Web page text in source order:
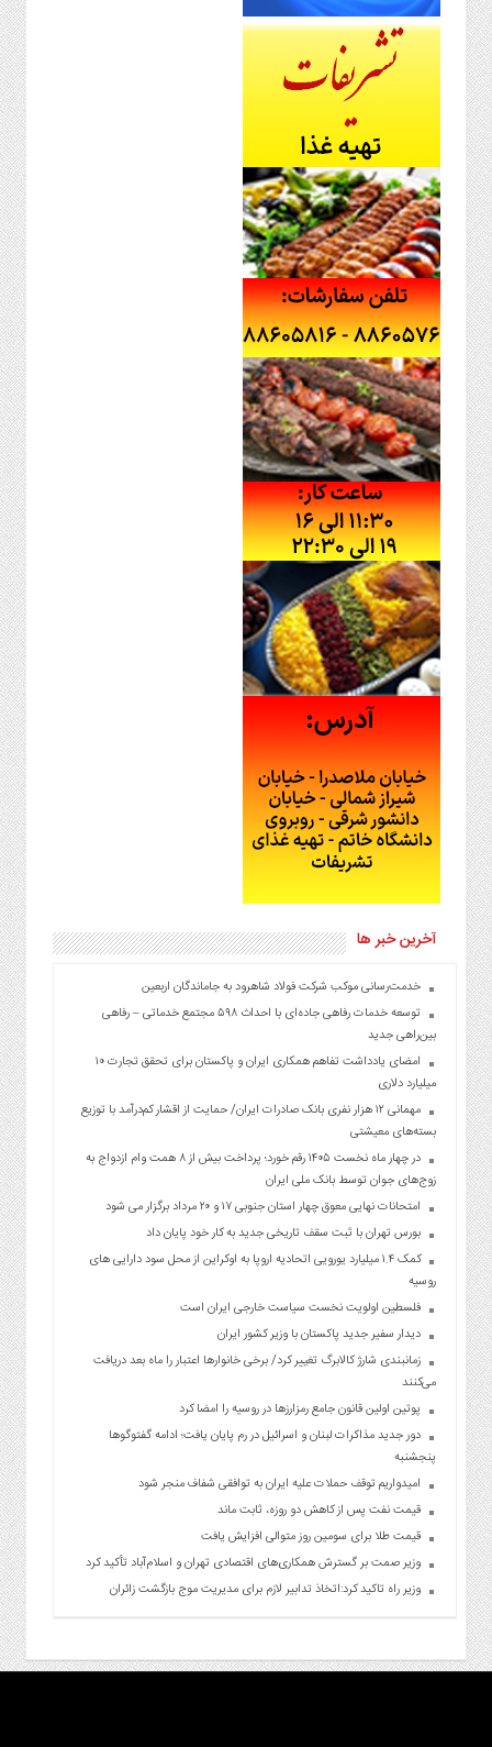
آخرین خبر ها
خدمت‌رسانی موکب شرکت فولاد شاهرود به جاماندگان اربعین
توسعه خدمات رفاهی جاده‌ای با احداث ۵۹۸ مجتمع خدماتی – رفاهی
بین‌راهی جدید
امضای یادداشت تفاهم همکاری ایران و پاکستان برای تحقق تجارت ۱۰
میلیارد دلاری
مهمانی ۱۲ هزار نفری بانک صادرات ایران/ حمایت از اقشار کم‌درآمد با توزیع
بسته‌های معیشتی
در چهار ماه نخست ۱۴۰۵ رقم خورد؛ پرداخت بیش از ۸ همت وام ازدواج به
زوج‌های جوان توسط بانک ملی ایران
امتحانات نهایی معوق چهار استان جنوبی ۱۷ و ۲۰ مرداد برگزار می شود
بورس تهران با ثبت سقف تاریخی جدید به کار خود پایان داد
کمک ۱.۴ میلیارد یورویی اتحادیه اروپا به اوکراین از محل سود دارایی های
روسیه
فلسطین اولویت نخست سیاست خارجی ایران است
دیدار سفیر جدید پاکستان با وزیر کشور ایران
زمانبندی شارژ کالابرگ تغییر کرد/ برخی خانوارها اعتبار را ماه بعد دریافت
می‌کنند
پوتین اولین قانون جامع رمزارزها در روسیه را امضا کرد
دور جدید مذاکرات لبنان و اسرائیل در رم پایان یافت؛ ادامه گفتوگوها
پنجشنبه
امیدواریم توقف حملات علیه ایران به توافقی شفاف منجر شود
قیمت نفت پس از کاهش دو روزه، ثابت ماند
قیمت طلا برای سومین روز متوالی افزایش یافت
وزیر صمت بر گسترش همکاری‌های اقتصادی تهران و اسلام‌آباد تأکید کرد
وزیر راه تاکید کرد:اتخاذ تدابیر لازم برای مدیریت موج بازگشت زائران